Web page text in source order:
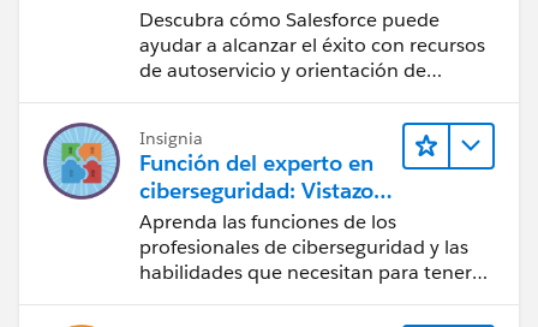
con Salesforce
Descubra cómo Salesforce puede
ayudar a alcanzar el éxito con recursos
de autoservicio y orientación de
Insignia
Función del experto en
ciberseguridad: Vistazo
rápido
Aprenda las funciones de los
profesionales de ciberseguridad y las
habilidades que necesitan para tener